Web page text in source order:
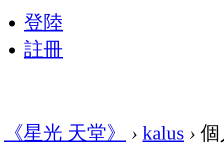
登陸
註冊
《星光 天堂》 › kalus ›